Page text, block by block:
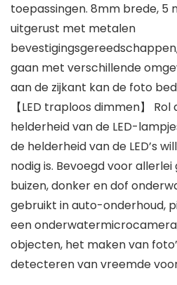
toepassingen. 8mm brede, 5
uitgerust met metalen
gaan met verschillende
aan de zijkant kan de foto
【LED traploos dimmen】
helderheid van de LED-
de helderheid van de LED’s
nodig is. Bevoegd voor
buizen, donker en dof
gebruikt in auto-onderhoud,
een
objecten, het maken van
detecteren van vreemde